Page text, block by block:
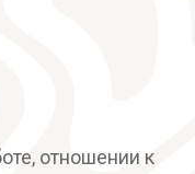
отношении к